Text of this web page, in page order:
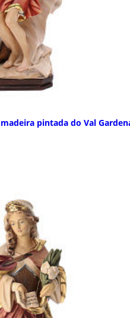
pintada do Val